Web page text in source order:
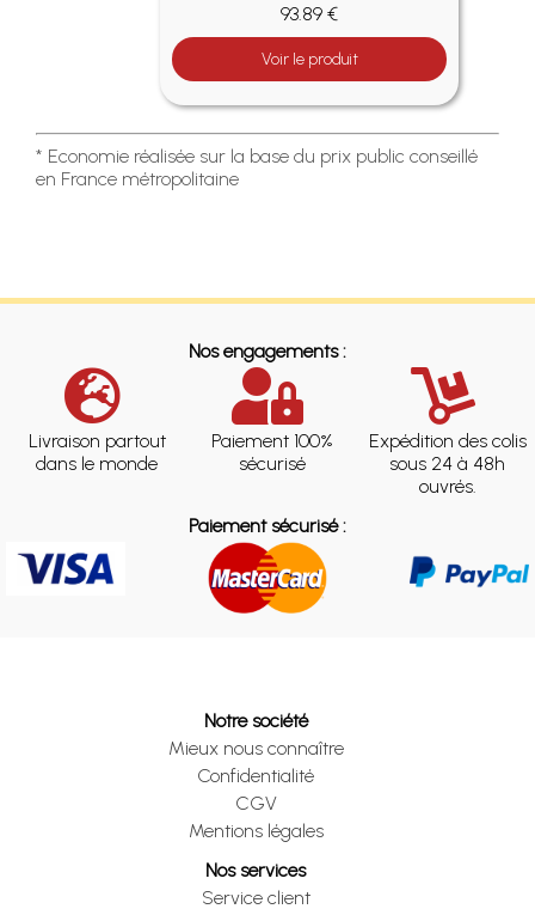
93.89 €
Voir le produit
* Economie réalisée sur la base du prix public conseillé
en France métropolitaine
Nos engagements :
Livraison partout
dans le monde
Paiement 100%
sécurisé
Expédition des colis
sous 24 à 48h
ouvrés.
Paiement sécurisé :
Notre société
Mieux nous connaître
Confidentialité
CGV
Mentions légales
Nos services
Service client